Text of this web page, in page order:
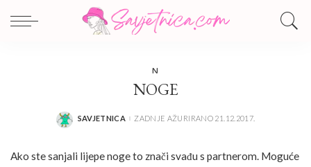
N
NOGE
POSTED
SAVJETNICA ZADNJE AŽURIRANO 21.12.2017.
Ako ste sanjali lijepe noge to znači svađu s partnerom. Moguće